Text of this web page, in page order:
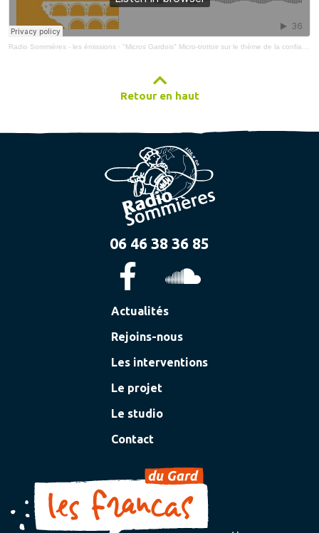
Radio Sommières - les émissions · "Micros Gardois" Micro-trottoir sur le thème de la confiance en soi - CDJ Gard
Retour en haut
06 46 38 36 85
Actualités
Rejoins-nous
Les interventions
Le projet
Le studio
Contact